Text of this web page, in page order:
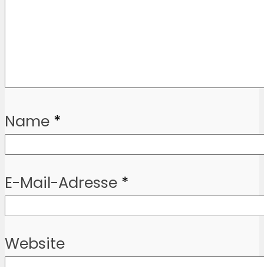
Name *
E-Mail-Adresse *
Website